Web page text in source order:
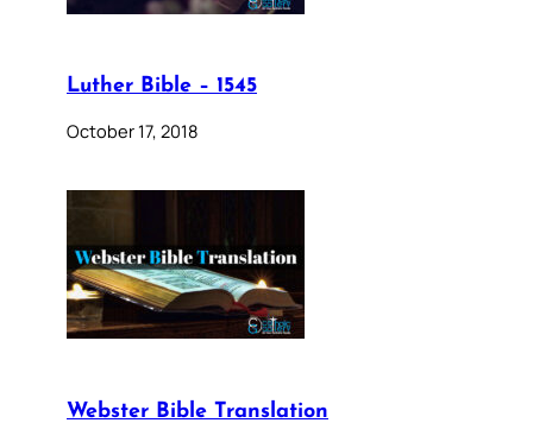
Luther Bible – 1545
October 17, 2018
Webster Bible Translation